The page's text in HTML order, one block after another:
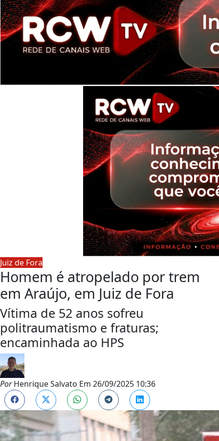
Juiz de Fora
Homem é atropelado por trem
em Araújo, em Juiz de Fora
Vítima de 52 anos sofreu
politraumatismo e fraturas;
encaminhada ao HPS
PorHenrique Salvato Em 26/09/2025 10:36